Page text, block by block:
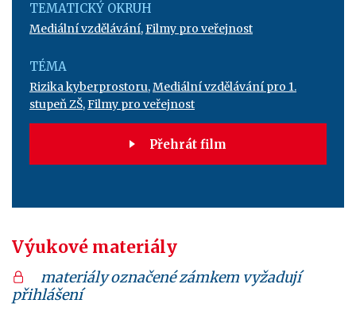
TEMATICKÝ OKRUH
Mediální vzdělávání,Filmy pro veřejnost
TÉMA
Rizika kyberprostoru,Mediální vzdělávání pro 1.
stupeň ZŠ,Filmy pro veřejnost
Přehrát film
Výukové materiály
materiály označené zámkem vyžadují
přihlášení